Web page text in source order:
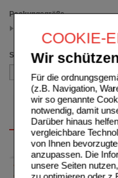
COOKIE-
Wir
Für die
(z.B. Navigation,
wir so genannte
notwendig, damit
Darüber hinaus
vergleichbare
von Ihnen
anzupassen. Die
unsere Seiten
Packungsgröße
(auswahl entfernen)
Sortieren nach